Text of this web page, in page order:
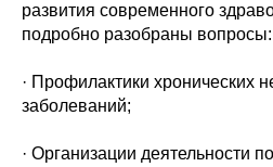
развития современного
подробно разобраны вопросы:
· Профилактики хронических
заболеваний;
· Организации деятельности